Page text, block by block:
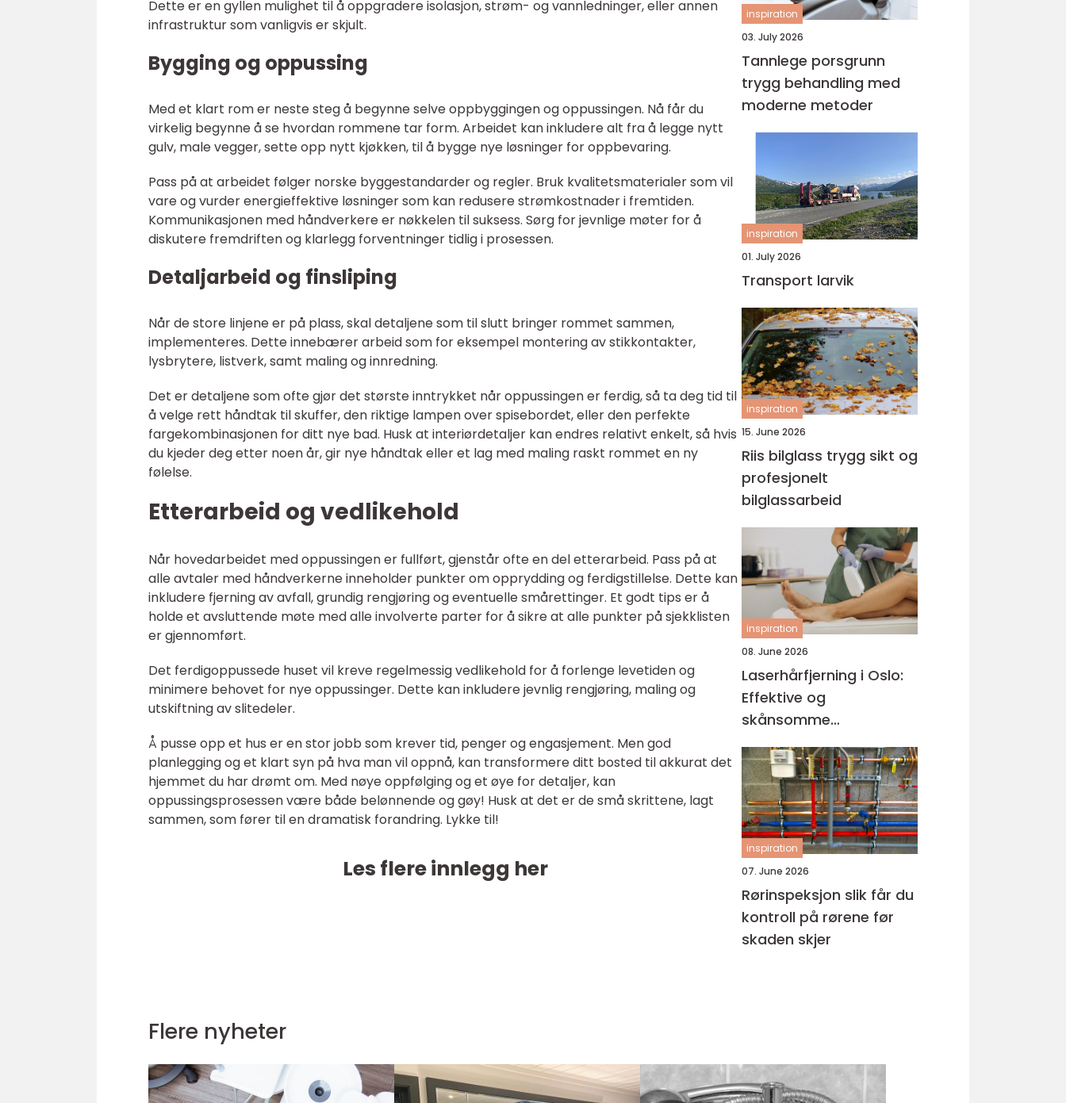
Dette er en gyllen mulighet til å oppgradere isolasjon, strøm- og vannledninger, eller annen
infrastruktur som vanligvis er skjult.
Bygging og oppussing
Med et klart rom er neste steg å begynne selve oppbyggingen og oppussingen. Nå får du
virkelig begynne å se hvordan rommene tar form. Arbeidet kan inkludere alt fra å legge nytt
gulv, male vegger, sette opp nytt kjøkken, til å bygge nye løsninger for oppbevaring.
Pass på at arbeidet følger norske byggestandarder og regler. Bruk kvalitetsmaterialer som vil
vare og vurder energieffektive løsninger som kan redusere strømkostnader i fremtiden.
Kommunikasjonen med håndverkere er nøkkelen til suksess. Sørg for jevnlige møter for å
diskutere fremdriften og klarlegg forventninger tidlig i prosessen.
Detaljarbeid og finsliping
Når de store linjene er på plass, skal detaljene som til slutt bringer rommet sammen,
implementeres. Dette innebærer arbeid som for eksempel montering av stikkontakter,
lysbrytere, listverk, samt maling og innredning.
Det er detaljene som ofte gjør det største inntrykket når oppussingen er ferdig, så ta deg tid til
å velge rett håndtak til skuffer, den riktige lampen over spisebordet, eller den perfekte
fargekombinasjonen for ditt nye bad. Husk at interiørdetaljer kan endres relativt enkelt, så hvis
du kjeder deg etter noen år, gir nye håndtak eller et lag med maling raskt rommet en ny
følelse.
Etterarbeid og vedlikehold
Når hovedarbeidet med oppussingen er fullført, gjenstår ofte en del etterarbeid. Pass på at
alle avtaler med håndverkerne inneholder punkter om opprydding og ferdigstillelse. Dette kan
inkludere fjerning av avfall, grundig rengjøring og eventuelle smårettinger. Et godt tips er å
holde et avsluttende møte med alle involverte parter for å sikre at alle punkter på sjekklisten
er gjennomført.
Det ferdigoppussede huset vil kreve regelmessig vedlikehold for å forlenge levetiden og
minimere behovet for nye oppussinger. Dette kan inkludere jevnlig rengjøring, maling og
utskiftning av slitedeler.
Å pusse opp et hus er en stor jobb som krever tid, penger og engasjement. Men god
planlegging og et klart syn på hva man vil oppnå, kan transformere ditt bosted til akkurat det
hjemmet du har drømt om. Med nøye oppfølging og et øye for detaljer, kan
oppussingsprosessen være både belønnende og gøy! Husk at det er de små skrittene, lagt
sammen, som fører til en dramatisk forandring. Lykke til!
Les flere innlegg her
inspiration
03. July 2026
Tannlege porsgrunn
trygg behandling med
moderne metoder
inspiration
01. July 2026
Transport larvik
inspiration
15. June 2026
Riis bilglass trygg sikt og
profesjonelt
bilglassarbeid
inspiration
08. June 2026
Laserhårfjerning i Oslo:
Effektive og
skånsomme
behandlinger for glatt
hud
inspiration
07. June 2026
Rørinspeksjon slik får du
kontroll på rørene før
skaden skjer
Flere nyheter